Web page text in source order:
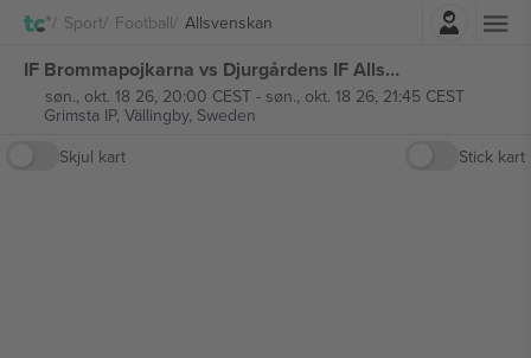
Sport Football Allsvenskan
IF Brommapojkarna vs Djurgårdens IF Allsvenskan billetter
søn., okt. 18 26, 20:00 CEST- søn., okt. 18 26, 21:45 CEST
Grimsta IP, Vällingby, Sweden
Skjul kart
Stick kart